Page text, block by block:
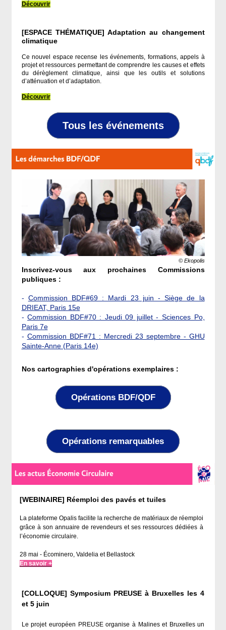
Découvrir
[ESPACE THÉMATIQUE] Adaptation au changement
climatique
Ce nouvel espace recense les événements, formations, appels à
projet et ressources permettant de comprendre les causes et effets
du dérèglement climatique, ainsi que les outils et solutions
d’atténuation et d’adaptation.
Découvrir
Tous les événements
© Ekopolis
Inscrivez-vous aux prochaines Commissions
publiques :
- Commission BDF#69 : Mardi 23 juin - Siège de la
DRIEAT, Paris 15e
-Commission BDF#70 : Jeudi 09 juillet - Sciences Po,
Paris 7e
- Commission BDF#71 : Mercredi 23 septembre - GHU
Sainte-Anne (Paris 14e)
Nos cartographies d'opérations exemplaires :
Opérations BDF/QDF
Opérations remarquables
[WEBINAIRE] Réemploi des pavés et tuiles
La plateforme Opalis facilite la recherche de matériaux de réemploi
grâce à son annuaire de revendeurs et ses ressources dédiées à
l’économie circulaire.
28 mai - Écominero, Valdelia et Bellastock
En savoir +
[COLLOQUE] Symposium PREUSE à Bruxelles les 4
et 5 juin
Le projet européen PREUSE organise à Malines et Bruxelles un